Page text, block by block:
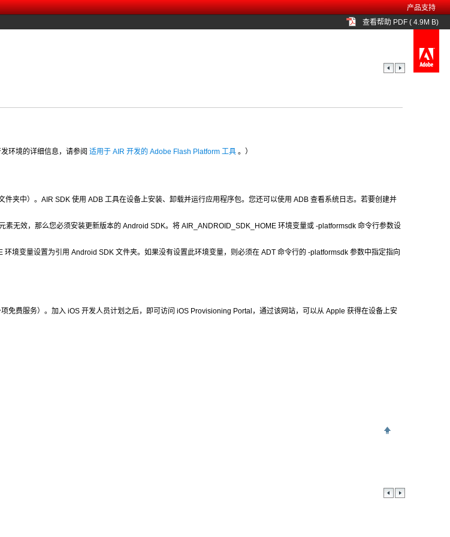
查看帮助 PDF ( 4.9M B)
环境的详细信息，请参阅 适用于 AIR 开发的 Adobe Flash Platform 工具 。）
夹中）。AIR SDK 使用 ADB 工具在设备上安装、卸载并运行应用程序包。您还可以使用 ADB 查看系统日志。若要创建并
素无效，那么您必须安装更新版本的 Android SDK。将 AIR_ANDROID_SDK_HOME 环境变量或 -platformsdk 命令行参数设
境变量设置为引用 Android SDK 文件夹。如果没有设置此环境变量，则必须在 ADT 命令行的 -platformsdk 参数中指定指向
费服务）。加入 iOS 开发人员计划之后，即可访问 iOS Provisioning Portal，通过该网站，可以从 Apple 获得在设备上安
产品支持